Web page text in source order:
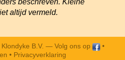
beschreven. Kleine
altijd vermeld.
B.V. — Volg ons op
•
• Privacyverklaring